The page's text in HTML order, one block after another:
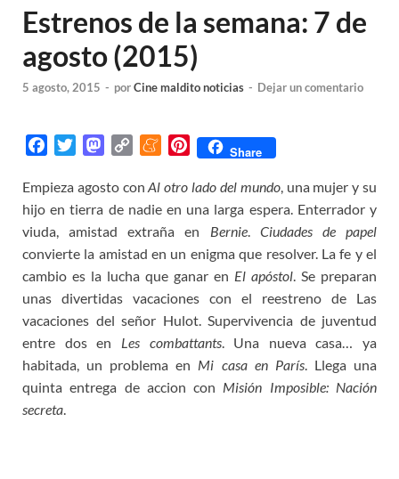
Estrenos de la semana: 7 de
agosto (2015)
5 agosto, 2015 - porCine maldito noticias - Dejar un comentario
c
e
b
o
o
k
i
t
t
e
r
M
s
t
o
d
o
n
p
y
L
i
n
k
M
n
e
a
m
e
P
n
t
e
r
e
s
t
Share
Empieza agosto conAl otro lado del mundo, una mujer y su
hijo en tierra de nadie en una larga espera. Enterrador y
viuda, amistad extraña en Bernie. Ciudades de papel
convierte la amistad en un enigma que resolver. La fe y el
cambio es la lucha que ganar en El apóstol. Se preparan
unas divertidas vacaciones con el reestreno de Las
vacaciones del señor Hulot. Supervivencia de juventud
entre dos en Les combattants. Una nueva casa… ya
habitada, un problema en Mi casa en París. Llega una
quinta entrega de accion con Misión Imposible: Nación
secreta.